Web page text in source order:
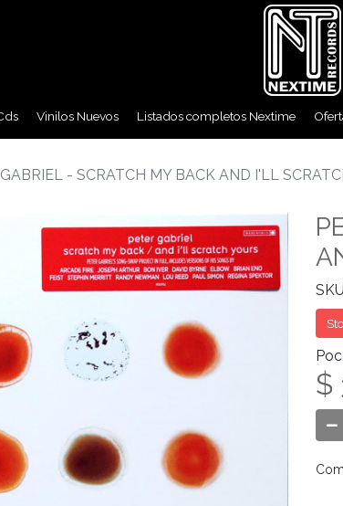
Vinilos Nuevos Listados completos Nextime
- SCRATCH MY BACK AND I'LL
$